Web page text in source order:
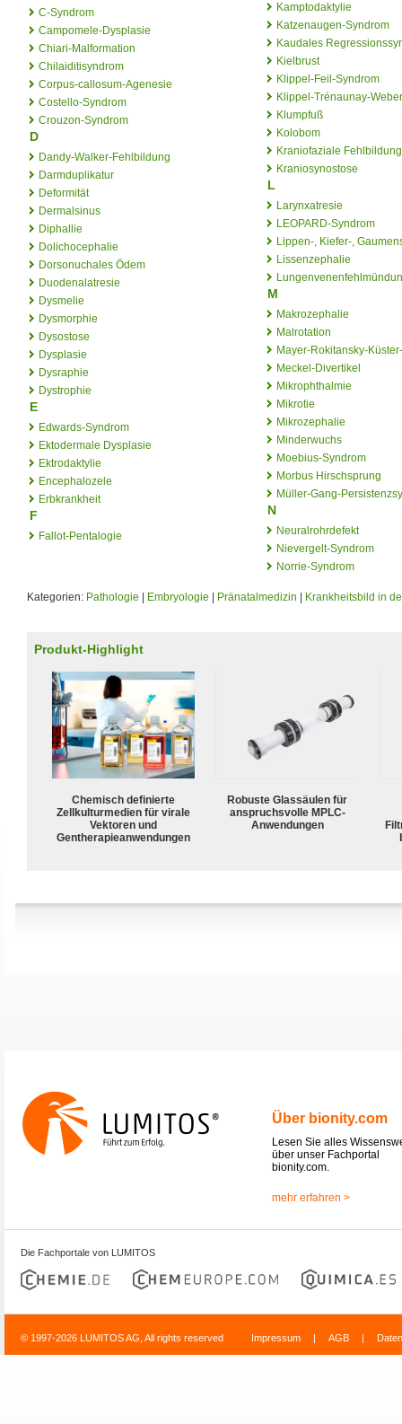
C-Syndrom
Campomele-Dysplasie
Chiari-Malformation
Chilaiditisyndrom
Corpus-callosum-Agenesie
Costello-Syndrom
Crouzon-Syndrom
D
Dandy-Walker-Fehlbildung
Darmduplikatur
Deformität
Dermalsinus
Diphallie
Dolichocephalie
Dorsonuchales Ödem
Duodenalatresie
Dysmelie
Dysmorphie
Dysostose
Dysplasie
Dysraphie
Dystrophie
E
Edwards-Syndrom
Ektodermale Dysplasie
Ektrodaktylie
Encephalozele
Erbkrankheit
F
Fallot-Pentalogie
Kamptodaktylie
Katzenaugen-Syndrom
Kaudales
Kielbrust
Klippel-Feil-Syndrom
Klippel-Trénaunay-
Klumpfuß
Kolobom
Kraniofaziale Fehlbildung
Kraniosynostose
L
Larynxatresie
LEOPARD-Syndrom
Lippen-, Kiefer-,
Lissenzephalie
M
Makrozephalie
Malrotation
Mayer-Rokitansky-
Meckel-Divertikel
Mikrophthalmie
Mikrotie
Mikrozephalie
Minderwuchs
Moebius-Syndrom
Morbus Hirschsprung
Müller-Gang-
N
Neuralrohrdefekt
Nievergelt-Syndrom
Norrie-Syndrom
Kategorien: Pathologie Embryologie Pränatalmedizin Krankheitsbild in
Produkt-Highlight
Chemisch definierte
Zellkulturmedien für virale
Vektoren und
Gentherapieanwendungen
Robuste Glassäulen für
anspruchsvolle MPLC-
Anwendungen
Über bionity.com
Lesen Sie alles
über unser Fachportal
bionity.com.
mehr erfahren >
Die Fachportale von LUMITOS
© 1997-2026 LUMITOS AG, All rights reserved Impressum | AGB |